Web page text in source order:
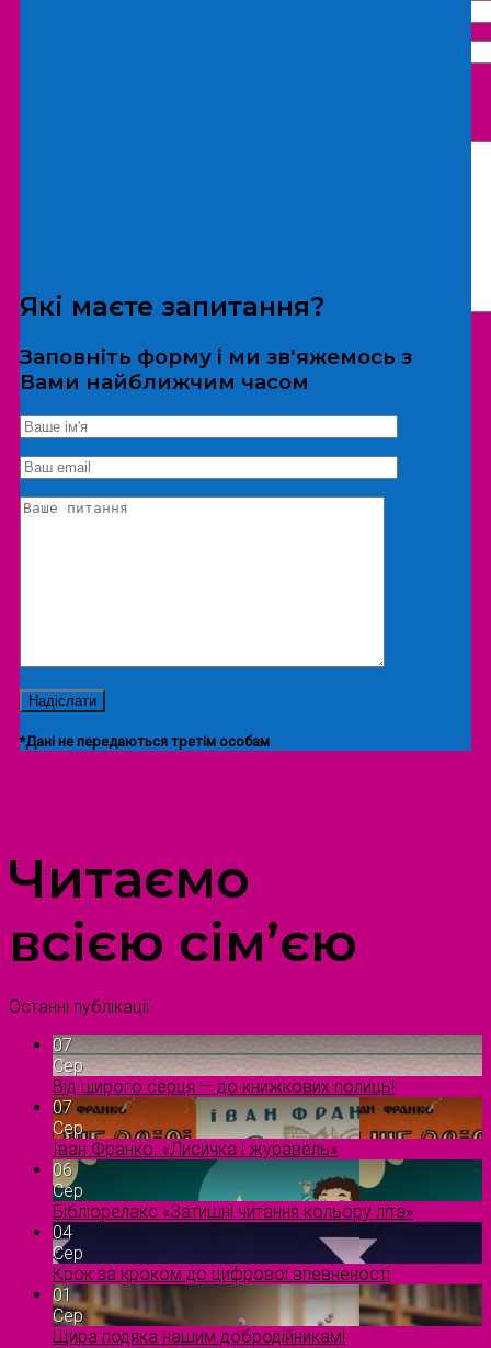
*Дані не передаються третім особам
Екскурсія/локація
Які маєте запитання?
Заповніть форму і ми зв'яжемось з
Вами найближчим часом
*Дані не передаються третім особам
Читаємо
всією сім’єю
Останні публікації
07
Сер
Від щирого серця — до книжкових полиць!
07
Сер
Іван Франко. «Лисичка і журавель»
06
Сер
Бібліорелакс «Затишні читання кольору літа»
04
Сер
Крок за кроком до цифрової впевненості
01
Сер
Щира подяка нашим добродійникам!